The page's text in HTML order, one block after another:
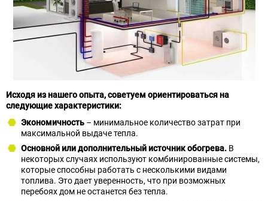
Исходя из нашего опыта, советуем ориентироваться на
следующие характеристики:
Экономичность – минимальное количество затрат при
максимальной выдаче тепла.
Основной или дополнительный источник обогрева. В
некоторых случаях используют комбинированные системы,
которые способны работать с несколькими видами
топлива. Это дает уверенность, что при возможных
перебоях дом не останется без тепла.